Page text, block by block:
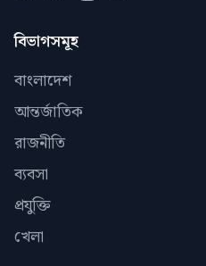
বিভাগসমূহ
বাংলাদেশ
আন্তর্জাতিক
রাজনীতি
ব্যবসা
প্রযুক্তি
খেলা